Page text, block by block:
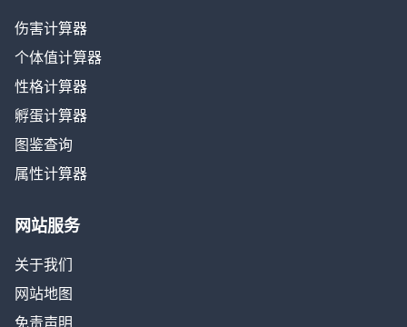
伤害计算器
个体值计算器
性格计算器
孵蛋计算器
图鉴查询
属性计算器
网站服务
关于我们
网站地图
免责声明